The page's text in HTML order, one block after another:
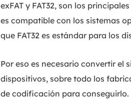
exFAT y FAT32, son los
es compatible con los sistemas
que FAT32 es estándar para los
Por eso es necesario convertir el
dispositivos, sobre todo los
de codificación para conseguirlo.